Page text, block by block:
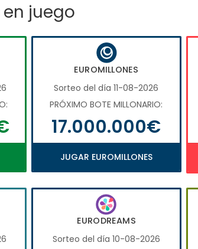
juego
EUROMILLONES
Sorteo del día 11-08-2026
PRÓXIMO BOTE MILLONARIO:
17.000.000€
JUGAR EUROMILLONES
EURODREAMS
Sorteo del día 10-08-2026